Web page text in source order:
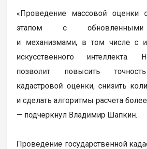
«Проведение массовой оценки
этапом с обновленными
и механизмами, в том числе с
искусственного интеллекта.
позволит повысить
кадастровой оценки, снизить
и сделать алгоритмы расчета
— подчеркнул Владимир Шапкин.
Проведение государственной